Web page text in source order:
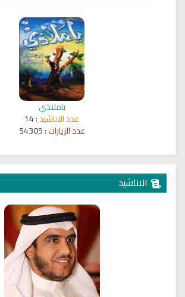
ياملاذي
عددالاناشيد:
14
عدد الزيارات:
54309
الاناشيد